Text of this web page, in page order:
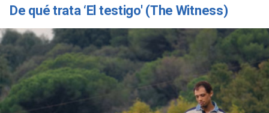
Copiar
De qué trata ‘El testigo' (The Witness)